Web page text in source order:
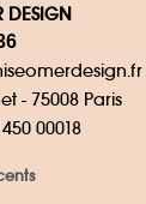
DESIGN
- 75008 Paris
00018